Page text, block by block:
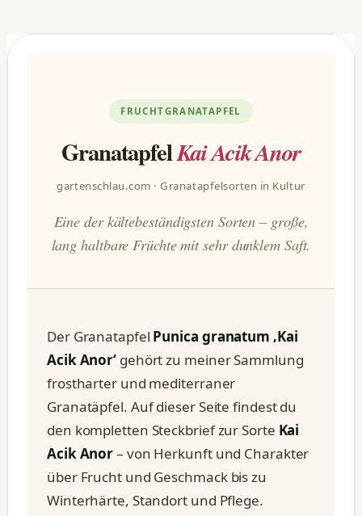
FRUCHTGRANATAPFEL
GranatapfelKai Acik Anor
gartenschlau.com · Granatapfelsorten in Kultur
Eine der kältebeständigsten Sorten – große,
lang haltbare Früchte mit sehr dunklem Saft.
Der Granatapfel Punica granatum ‚Kai
Acik Anor‘ gehört zu meiner Sammlung
frostharter und mediterraner
Granatäpfel. Auf dieser Seite findest du
den kompletten Steckbrief zur Sorte Kai
Acik Anor– von Herkunft und Charakter
über Frucht und Geschmack bis zu
Winterhärte, Standort und Pflege.